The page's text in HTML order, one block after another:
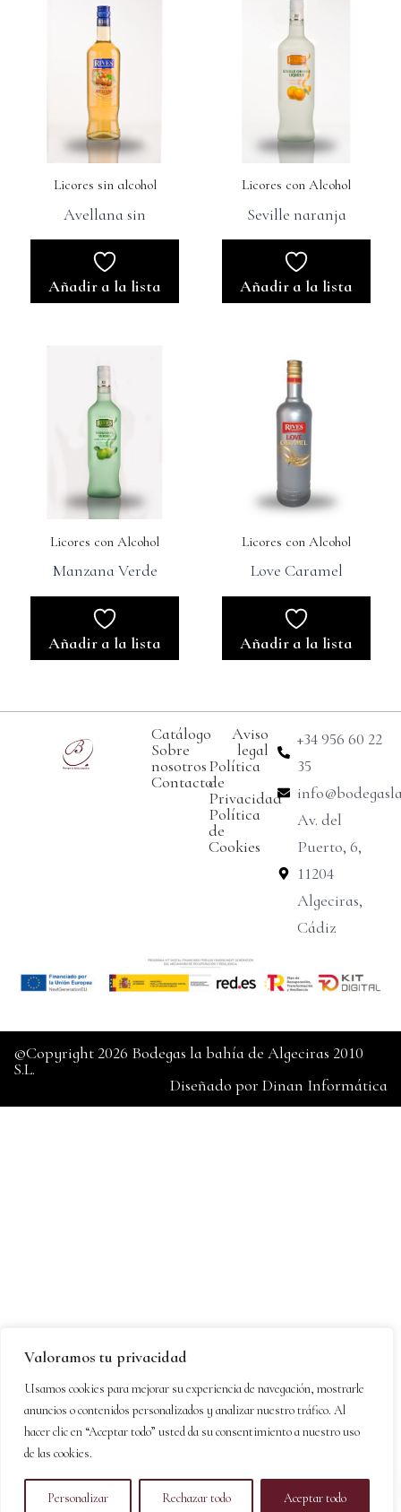
Valoramos tu privacidad
Usamos cookies para mejorar su experiencia de navegación, mostrarle
anuncios o contenidos personalizados y analizar nuestro tráfico. Al
hacer clic en “Aceptar todo” usted da su consentimiento a nuestro uso
de las cookies.
Personalizar Rechazar todo Aceptar todo
Licores sin alcohol
Avellana sin
Añadir a la lista
Licores con Alcohol
Seville naranja
Añadir a la lista
Licores con Alcohol
Manzana Verde
Añadir a la lista
Licores con Alcohol
Love Caramel
Añadir a la lista
Catálogo
Sobre
nosotros
Contacto
Aviso
legal
Política
de
Privacidad
Política
de
Cookies
+34 956 60 22
35
Av. del
Puerto, 6,
11204
Algeciras,
Cádiz
©Copyright 2026 Bodegas la bahía de Algeciras 2010
S.L.
Diseñado por Dinan Informática